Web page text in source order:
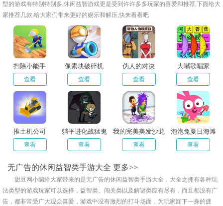
型的游戏有特别特别多,休闲益智游戏更是受到许许多多玩家的喜爱和推荐,下面给大
家推荐几款,给大家们带来更好的娱乐和解压,快来看看吧
扫除小能手
查看
像素块破碎机
查看
伪人的对决
查看
大嘴歌唱家
查看
推土机公司
查看
躺平进化战猛鬼
查看
我的完美美发沙龙
查看
泡泡兔夏日海滩
查看
无广告的休闲益智类手游大全 更多>>
甜豆网小编给大家带来的是无广告的休闲益智类手游大全，大全之拥有各种玩
法类型的游戏玩家可以选择，益智类、闯关类以及解谜类应有尽有，而且都没有广
告，都非常受广大观众喜爱，游戏中没有激烈的打斗场面，为玩家卸下一身的疲